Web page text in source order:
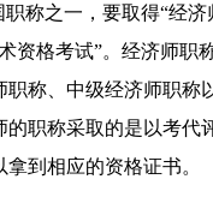
职称之一，要取得“经
资格考试”。经济师职
职称、中级经济师职称
的职称采取的是以考代
到相应的资格证书。